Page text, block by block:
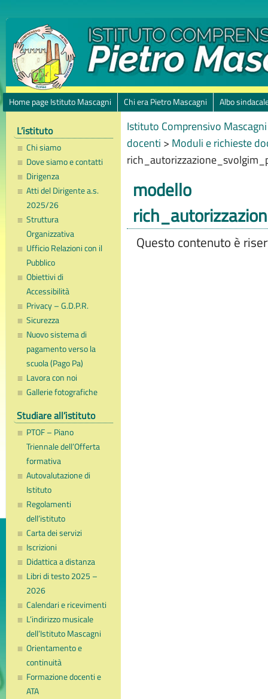
Home page Istituto Mascagni Chi era Pietro Mascagni Albo
L’istituto
Chi siamo
Dove siamo e contatti
Dirigenza
Atti del Dirigente a.s.
2025/26
Struttura
Organizzativa
Ufficio Relazioni con il
Pubblico
Obiettivi di
Accessibilità
Privacy – G.D.P.R.
Sicurezza
Nuovo sistema di
pagamento verso la
scuola (Pago Pa)
Lavora con noi
Gallerie fotografiche
Studiare all’istituto
PTOF – Piano
Triennale dell’Offerta
formativa
Autovalutazione di
Istituto
Regolamenti
dell’istituto
Carta dei servizi
Iscrizioni
Didattica a distanza
Libri di testo 2025 –
2026
Calendari e ricevimenti
L’indirizzo musicale
dell’Istituto Mascagni
Orientamento e
continuità
Formazione docenti e
ATA
Istituto Comprensivo
docenti > Moduli e richieste
modello
Questo contenuto è